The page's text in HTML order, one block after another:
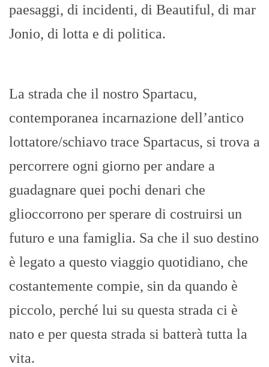
paesaggi, di incidenti, di Beautiful, di mar
Jonio, di lotta e di politica.
La strada che il nostro Spartacu,
contemporanea incarnazione dell’antico
lottatore/schiavo trace Spartacus, si trova a
percorrere ogni giorno per andare a
guadagnare quei pochi denari che
glioccorrono per sperare di costruirsi un
futuro e una famiglia. Sa che il suo destino
è legato a questo viaggio quotidiano, che
costantemente compie, sin da quando è
piccolo, perché lui su questa strada ci è
nato e per questa strada si batterà tutta la
vita.